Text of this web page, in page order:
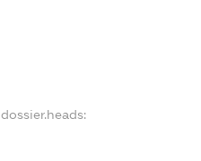
dossier.heads: